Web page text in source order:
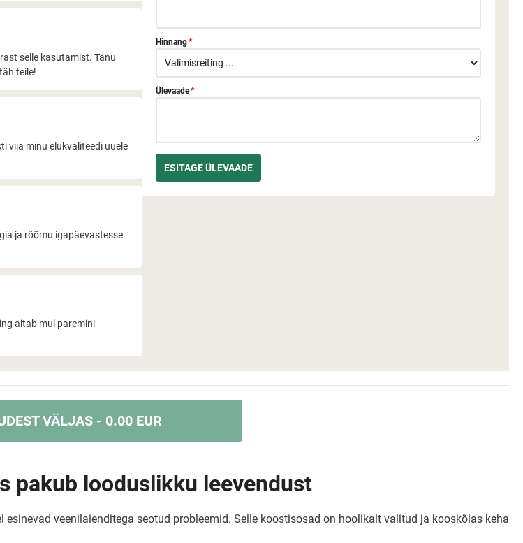
selle kasutamist. Tänu
teile!
viia minu elukvaliteedi uuele
ja rõõmu igapäevastesse
aitab mul paremini
Hinnang*
Ülevaade*
VÄLJAS - 0.00 EUR
pakub looduslikku leevendust
veenilaienditega seotud probleemid. Selle koostisosad on hoolikalt valitud ja kooskõlas keha